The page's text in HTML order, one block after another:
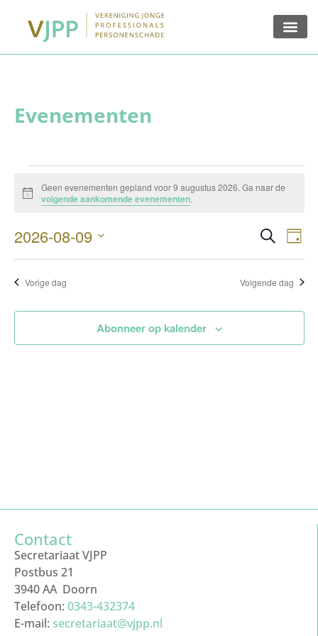
Bericht
Geen evenementen gepland voor 9 augustus 2026. Ga naar de
volgende aankomende evenementen.
Zoeken
Dag
2026-08-09
een
datum.
Vorige dag Volgende dag
Abonneer op kalender
Contact
Secretariaat VJPP
Postbus 21
3940 AA Doorn
Telefoon: 0343-432374
E-mail: secretariaat@vjpp.nl